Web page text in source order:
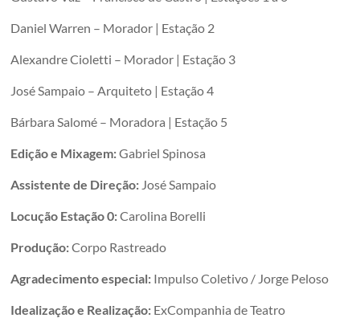
Daniel Warren – Morador | Estação 2
Alexandre Cioletti – Morador | Estação 3
José Sampaio – Arquiteto | Estação 4
Bárbara Salomé – Moradora | Estação 5
Edição e Mixagem:Gabriel Spinosa
Assistente de Direção: José Sampaio
Locução Estação 0:Carolina Borelli
Produção:Corpo Rastreado
Agradecimento especial: Impulso Coletivo / Jorge Peloso
Idealização e Realização: ExCompanhia de Teatro